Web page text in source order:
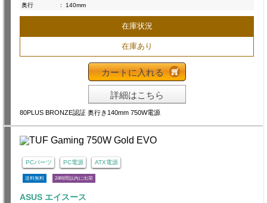
奥行
: 140mm
在庫状況
在庫あり
カートに入れる
詳細はこちら
80PLUS BRONZE認証 奥行き140mm 750W電源
PCパーツ PC電源 ATX電源
送料無料 24時間以内に出荷
ASUS エイスース